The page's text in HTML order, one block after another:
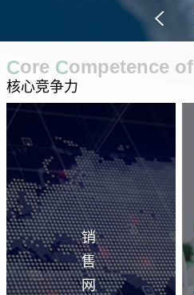
Core Competence of
核心竞争力
销
售
网